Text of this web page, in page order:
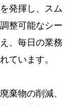
発揮し、スム
整可能なシー
、毎日の業務
ています。
棄物の削減、